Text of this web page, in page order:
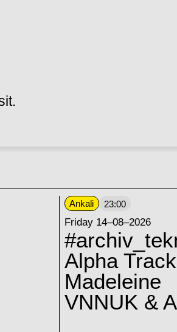
Ankali 23:00
Friday 14–08–2026
Alpha
Madeleine
VNNUK &